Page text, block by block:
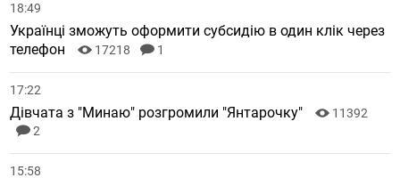
18:49
Українці зможуть оформити субсидію в один клік через
телефон
17218 1
17:22
Дівчата з "Минаю" розгромили "Янтарочку"
11392
2
15:58